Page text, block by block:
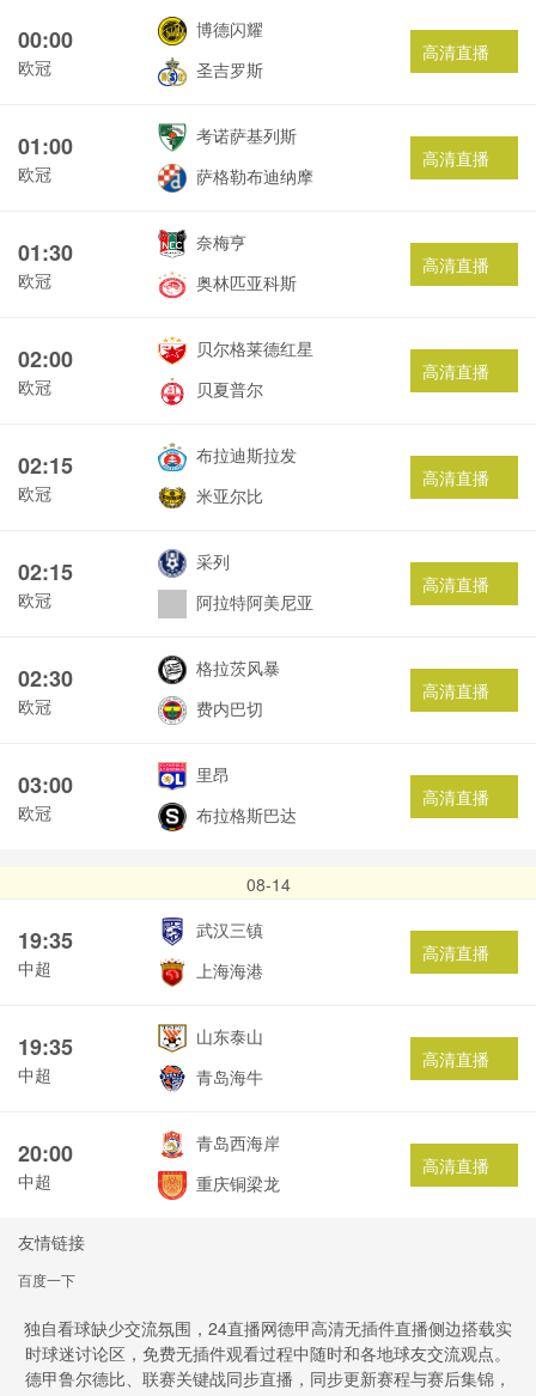
00:00
欧冠
博德闪耀
圣吉罗斯
高清直播
01:00
欧冠
考诺萨基列斯
萨格勒布迪纳摩
高清直播
01:30
欧冠
奈梅亨
奥林匹亚科斯
高清直播
02:00
欧冠
贝尔格莱德红星
贝夏普尔
高清直播
02:15
欧冠
布拉迪斯拉发
米亚尔比
高清直播
02:15
欧冠
采列
阿拉特阿美尼亚
高清直播
02:30
欧冠
格拉茨风暴
费内巴切
高清直播
03:00
欧冠
里昂
布拉格斯巴达
高清直播
08-14
19:35
中超
武汉三镇
上海海港
高清直播
19:35
中超
山东泰山
青岛海牛
高清直播
20:00
中超
青岛西海岸
重庆铜梁龙
高清直播
友情链接
百度一下
独自看球缺少交流氛围，24直播网德甲高清无插件直播侧边搭载实
时球迷讨论区，免费无插件观看过程中随时和各地球友交流观点。
德甲鲁尔德比、联赛关键战同步直播，同步更新赛程与赛后集锦，